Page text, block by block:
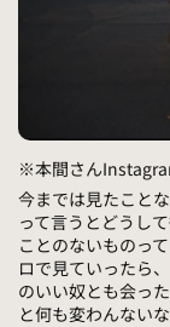
※本間さん
今までは見たこと
って言うとどうし
ことのないものっ
ロで見ていったら
のいい奴とも会っ
と何も変わんない